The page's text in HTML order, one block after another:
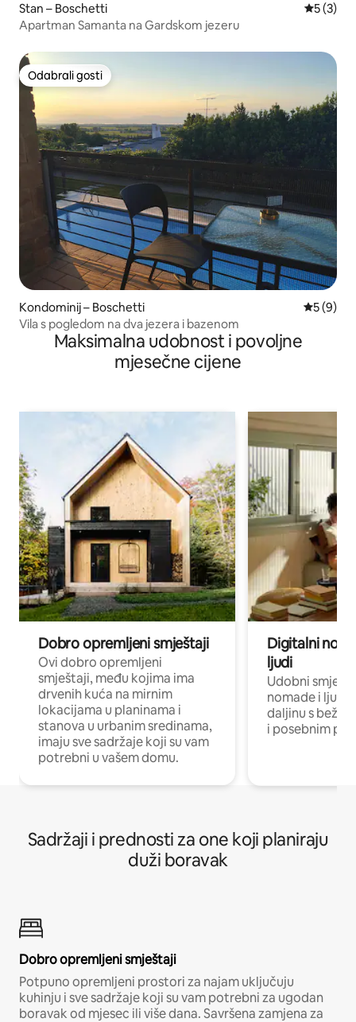
Stan – Boschetti
5 (3)
Apartman Samanta na Gardskom jezeru
Odabrali gosti
Odabrali gosti
Kondominij – Boschetti
5 (9)
Vila s pogledom na dva jezera i bazenom
Maksimalna udobnost i povoljne
mjesečne cijene
Dobro opremljeni smještaji
Ovi dobro opremljeni
smještaji, među kojima ima
drvenih kuća na mirnim
lokacijama u planinama i
stanova u urbanim sredinama,
imaju sve sadržaje koji su vam
potrebni u vašem domu.
Digitalni
ljudi
Udobni
nomade i ljude
daljinu s
i posebnim
Sadržaji i prednosti za one koji planiraju
duži boravak
Dobro opremljeni smještaji
Potpuno opremljeni prostori za najam uključuju
kuhinju i sve sadržaje koji su vam potrebni za ugodan
boravak od mjesec ili više dana. Savršena zamjena za